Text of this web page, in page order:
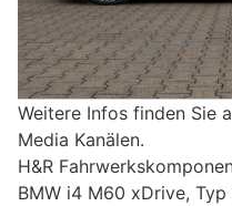
Weitere Infos finden Sie
Media Kanälen.
H&R
BMW i4 M60 xDrive,